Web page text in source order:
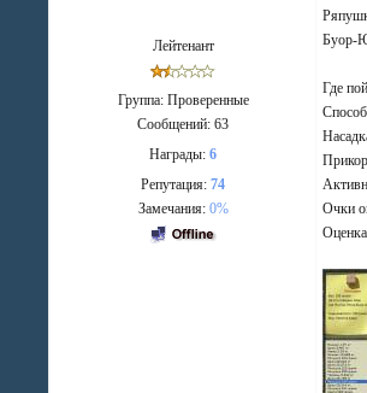
Лейтенант
Группа: Проверенные
Сообщений:63
Награды:6
Репутация:74
Замечания: 0%
Буор-
Где
Очки